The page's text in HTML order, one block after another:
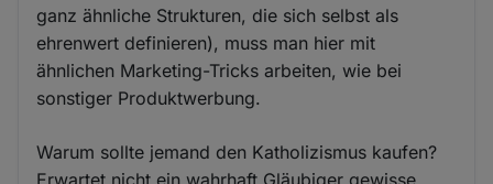
ganz ähnliche Strukturen, die sich selbst als
ehrenwert definieren), muss man hier mit
ähnlichen Marketing-Tricks arbeiten, wie bei
sonstiger Produktwerbung.
Warum sollte jemand den Katholizismus kaufen?
Erwartet nicht ein wahrhaft Gläubiger gewisse